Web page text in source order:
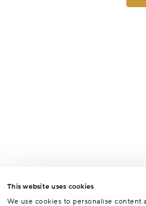
This website uses cookies
We use cookies to personalise content